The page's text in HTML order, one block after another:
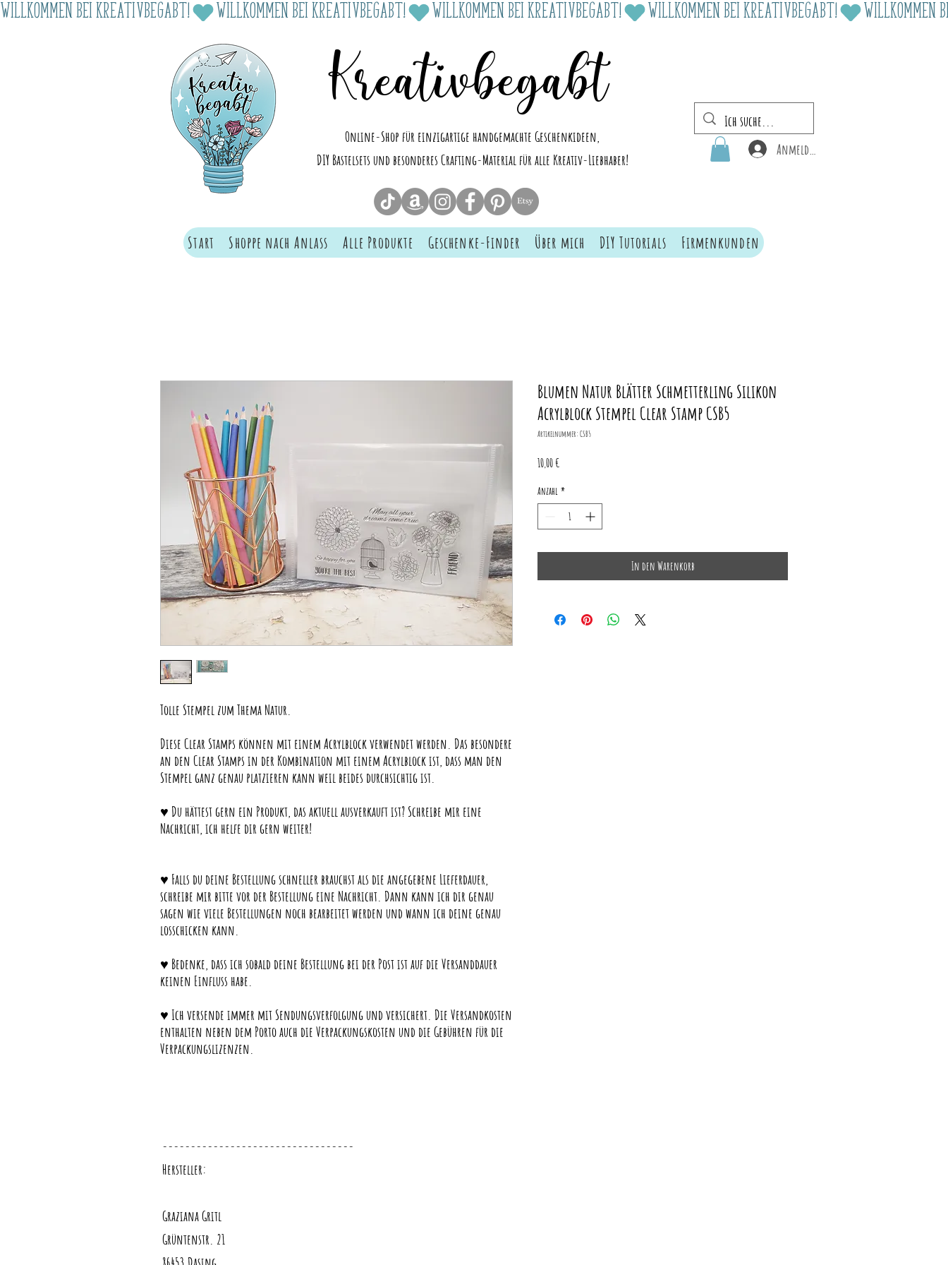
Willkommen bei Kreativbegabt!
Kreativbegabt
Online-Shop für einzigartige handgemachte Geschenkideen,
DIY Bastelsets und besonderes Crafting-Material für alle Kreativ-Liebhaber!
Start Shoppe nach Anlass Alle Produkte Geschenke-Finder Über mich DIY Tutorials Firmenkunden
Anmelden
Tolle Stempel zum Thema Natur.
Diese Clear Stamps können mit einem Acrylblock verwendet werden. Das besondere
an den Clear Stamps in der Kombination mit einem Acrylblock ist, dass man den
Stempel ganz genau platzieren kann weil beides durchsichtig ist.
♥ Du hättest gern ein Produkt, das aktuell ausverkauft ist? Schreibe mir eine
Nachricht, ich helfe dir gern weiter!
♥ Falls du deine Bestellung schneller brauchst als die angegebene Lieferdauer,
schreibe mir bitte vor der Bestellung eine Nachricht. Dann kann ich dir genau
sagen wie viele Bestellungen noch bearbeitet werden und wann ich deine genau
losschicken kann.
♥ Bedenke, dass ich sobald deine Bestellung bei der Post ist auf die Versanddauer
keinen Einfluss habe.
♥ Ich versende immer mit Sendungsverfolgung und versichert. Die Versandkosten
enthalten neben dem Porto auch die Verpackungskosten und die Gebühren für die
Verpackungslizenzen.
Blumen Natur Blätter Schmetterling Silikon
Acrylblock Stempel Clear Stamp CSB5
Artikelnummer: CSB5
10,00 €
Anzahl *
In den Warenkorb
----------------------------------
Hersteller:
Graziana Gritl
Grüntenstr. 21